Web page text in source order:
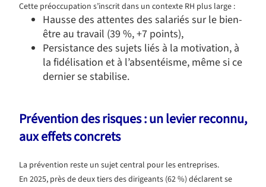
Cette préoccupation s’inscrit dans un contexte RH plus large :
Hausse des attentes des salariés sur le bien-
être au travail (39 %, +7 points),
Persistance des sujets liés à la motivation, à
la fidélisation et à l’absentéisme, même si ce
dernier se stabilise.
Prévention des risques : un levier reconnu,
aux effets concrets
La prévention reste un sujet central pour les entreprises.
En 2025, près de deux tiers des dirigeants (62 %) déclarent se